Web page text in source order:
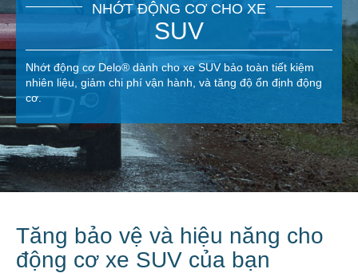
NHỚT ĐỘNG CƠ CHO XE
SUV
Nhớt động cơ Delo® dành cho xe SUV bảo toàn tiết kiệm
nhiên liệu, giảm chi phí vận hành, và tăng độ ổn định động
cơ.
Tăng bảo vệ và hiệu năng cho
động cơ xe SUV của bạn